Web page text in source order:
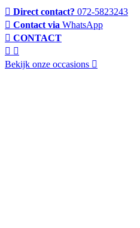
Direct contact? 072-5823243
Contact via WhatsApp
CONTACT
Bekijk onze occasions